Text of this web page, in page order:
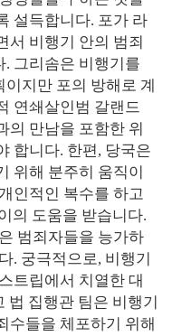
설득합니다. 포가 라
서 비행기 안의 범죄
그리솜은 비행기를
지만 포의 방해로 계
연쇄살인범 갈랜드
의 만남을 포함한 위
합니다. 한편, 당국은
위해 분주히 움직이
인적인 복수를 하고
의 도움을 받습니다.
범죄자들을 능가하
. 궁극적으로, 비행기
트립에서 치열한 대
법 집행관 팀은 비행기
수들을 체포하기 위해